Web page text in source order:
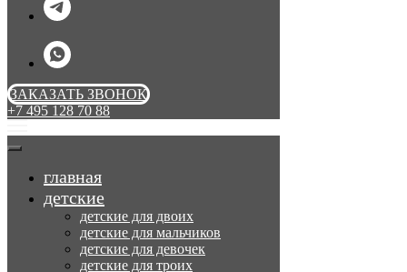
ЗАКАЗАТЬ ЗВОНОК
+7 495 128 70 88
главная
детские
детские для двоих
детские для мальчиков
детские для девочек
детские для троих